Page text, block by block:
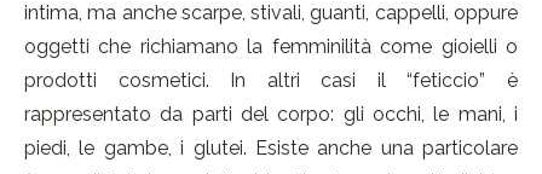
intima, ma anche scarpe, stivali, guanti, cappelli, oppure
oggetti che richiamano la femminilità come gioielli o
prodotti cosmetici. In altri casi il “feticcio” è
rappresentato da parti del corpo: gli occhi, le mani, i
piedi, le gambe, i glutei. Esiste anche una particolare